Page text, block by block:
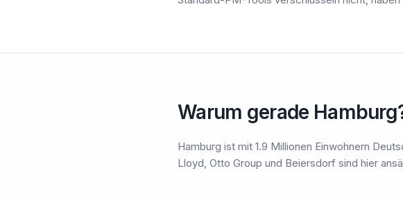
Warum gerade
Hamburg ist mit 1.9 Millionen Einwohnern
Lloyd, Otto Group und Beiersdorf sind hier